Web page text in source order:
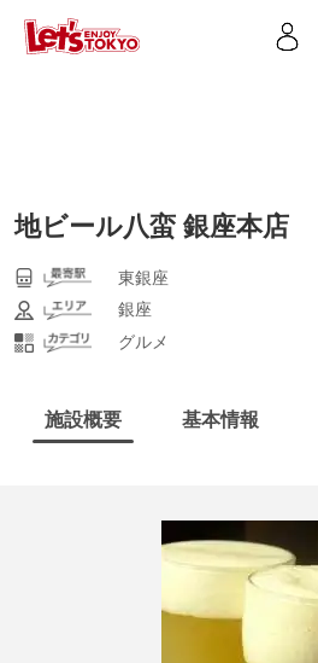
地ビール八蛮 銀座本店
東銀座
銀座
グルメ
施設概要 基本情報